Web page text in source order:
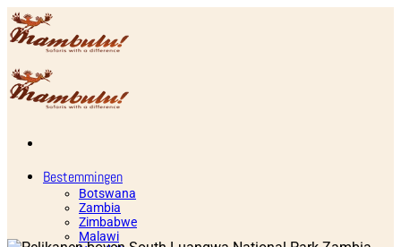
Ga
naar
inhoud
Bestemmingen
Botswana
Zambia
Zimbabwe
Malawi